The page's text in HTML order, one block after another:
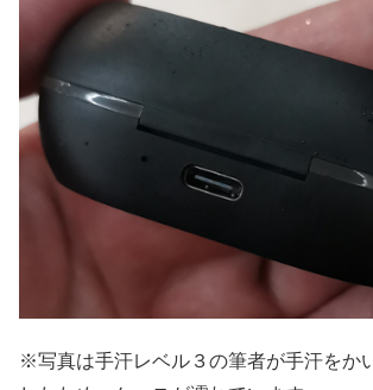
※写真は手汗レベル３の筆者が手汗をか